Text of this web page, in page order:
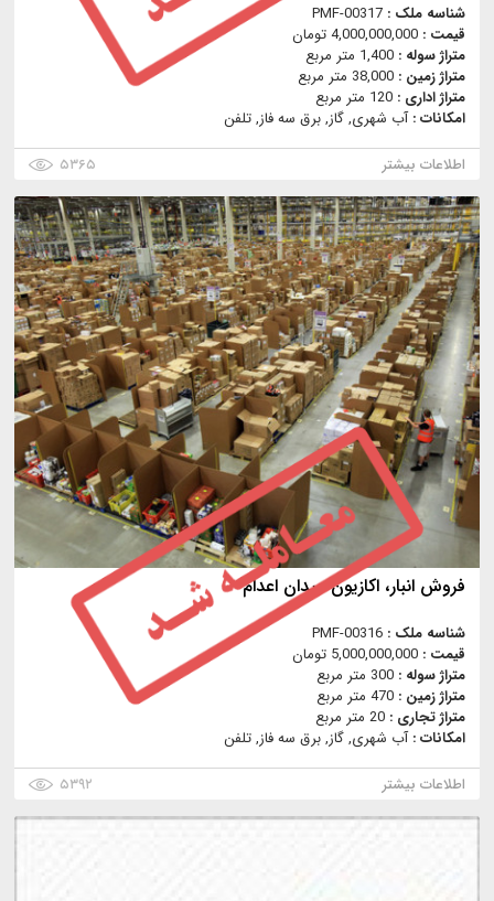
شناسه ملک : PMF-00317
قیمت : 4,000,000,000 تومان
متراژ سوله : 1,400 متر مربع
متراژ زمین : 38,000 متر مربع
متراژ اداری : 120 متر مربع
امکانات :آب شهری, گاز, برق سه فاز, تلفن
اطلاعات بیشتر
۵۳۶۵
فروش انبار، اكازيون ميدان اعدام
شناسه ملک : PMF-00316
قیمت : 5,000,000,000 تومان
متراژ سوله : 300 متر مربع
متراژ زمین : 470 متر مربع
متراژ تجاری : 20 متر مربع
امکانات :آب شهری, گاز, برق سه فاز, تلفن
اطلاعات بیشتر
۵۳۹۲